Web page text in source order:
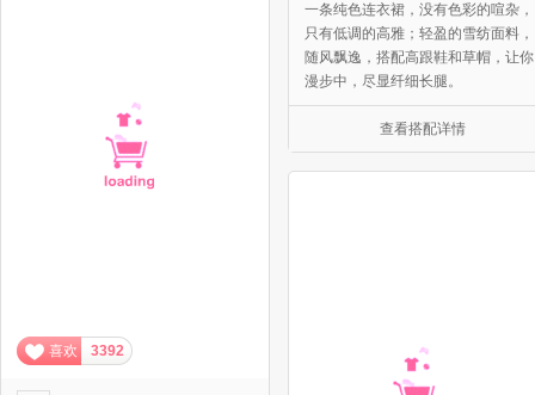
一条纯色连衣裙，没有色彩的喧杂，
只有低调的高雅；轻盈的雪纺面料，
随风飘逸，搭配高跟鞋和草帽，让你
漫步中，尽显纤细长腿。
查看搭配详情
喜欢 3392